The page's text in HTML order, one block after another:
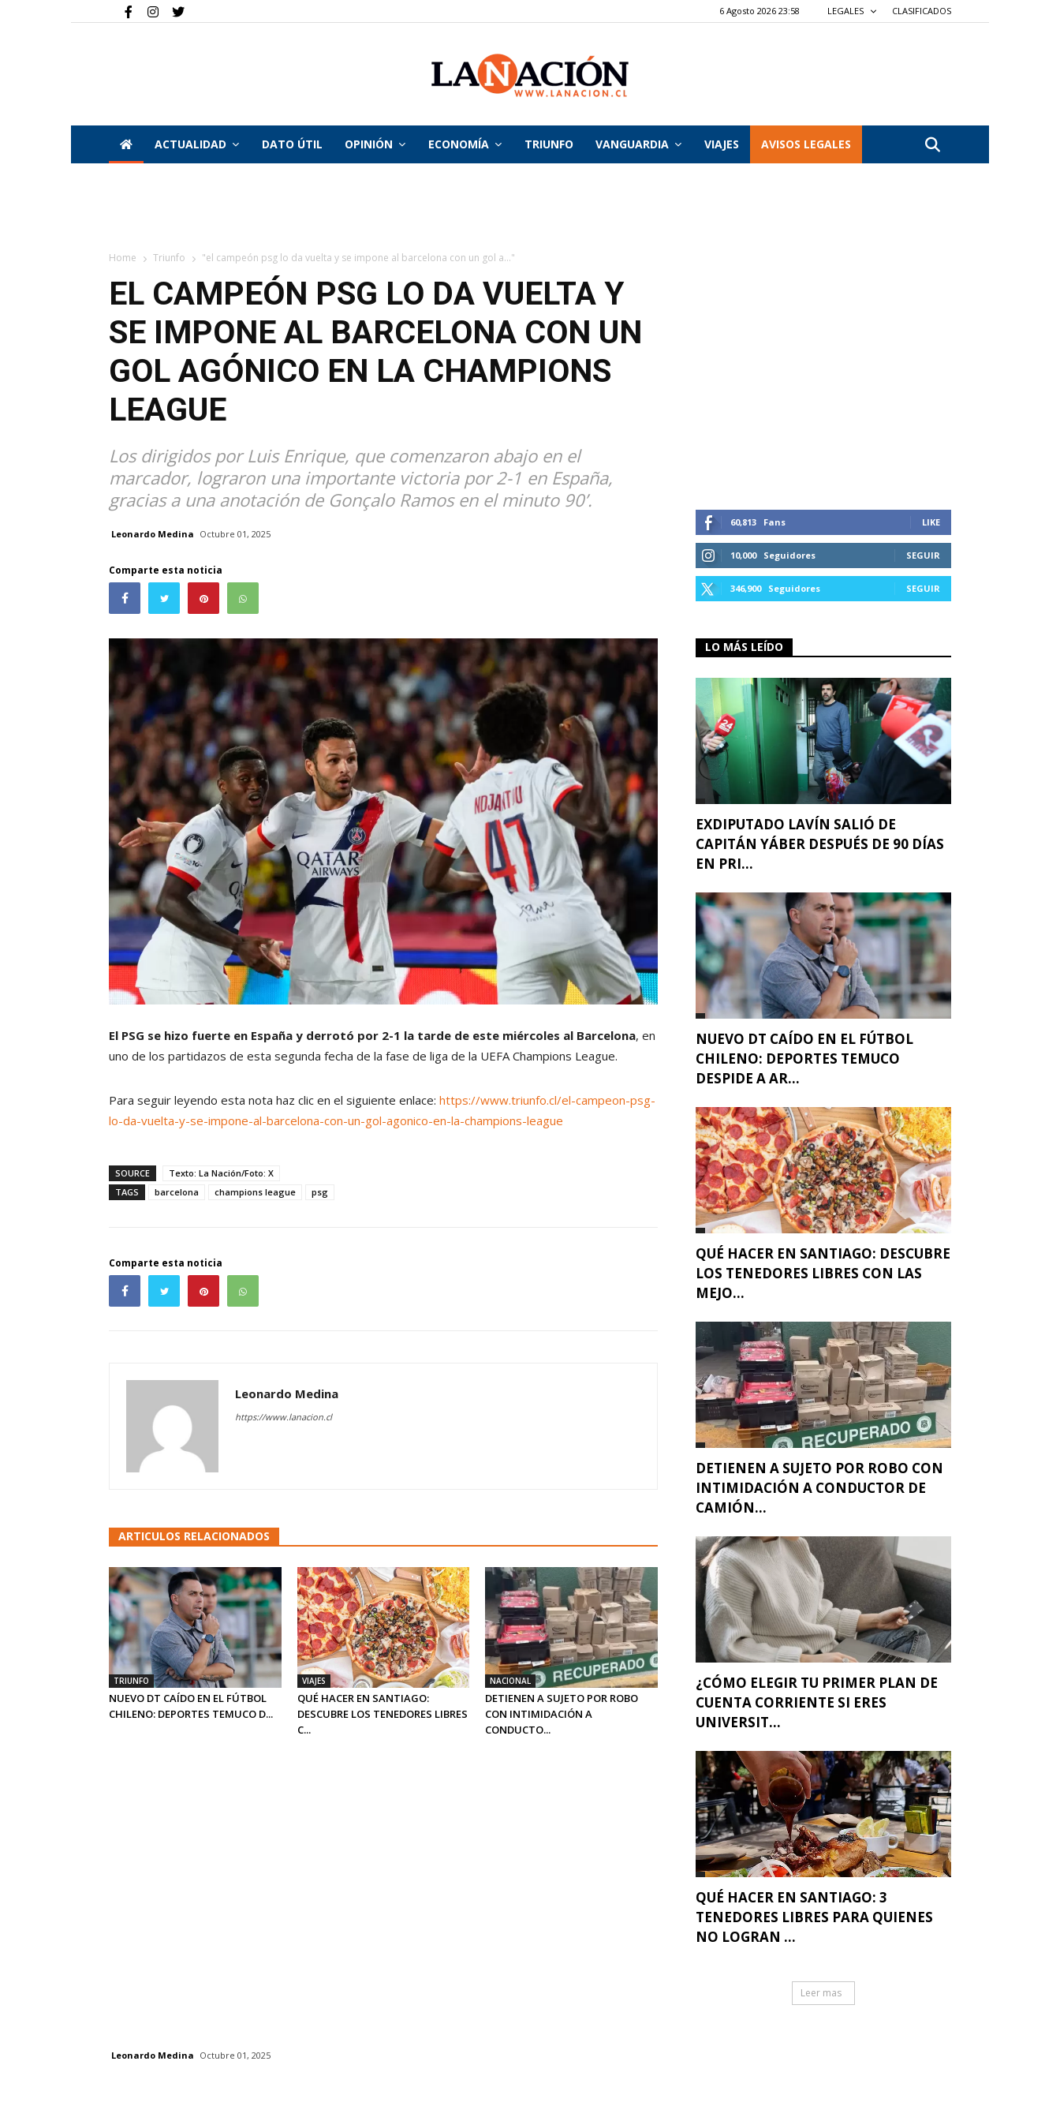
6 Agosto 2026 23:58 LEGALES CLASIFICADOS
La
ACTUALIDAD DATO ÚTIL OPINIÓN ECONOMÍA TRIUNFO VANGUARDIA VIAJES AVISOS LEGALES
Home Triunfo "el campeón psg lo da vuelta y se impone al barcelona con un gol a..."
EL CAMPEÓN PSG LO DA VUELTA Y
SE IMPONE AL BARCELONA CON UN
GOL AGÓNICO EN LA CHAMPIONS
LEAGUE
Los dirigidos por Luis Enrique, que comenzaron abajo en el
marcador, lograron una importante victoria por 2-1 en España,
gracias a una anotación de Gonçalo Ramos en el minuto 90’.
Leonardo Medina Octubre 01, 2025
Comparte esta noticia
El PSG se hizo fuerte en España y derrotó por 2-1 la tarde de este miércoles al Barcelona, en
uno de los partidazos de esta segunda fecha de la fase de liga de la UEFA Champions League.
Para seguir leyendo esta nota haz clic en el siguiente enlace: https://www.triunfo.cl/el-campeon-psg-
lo-da-vuelta-y-se-impone-al-barcelona-con-un-gol-agonico-en-la-champions-league
SOURCE
Texto: La Nación/Foto: X
TAGS
barcelona champions league psg
Comparte esta noticia
Leonardo Medina
https://www.lanacion.cl
ARTICULOS RELACIONADOS
TRIUNFO
NUEVO DT CAÍDO EN EL FÚTBOL
CHILENO: DEPORTES TEMUCO D...
VIAJES
QUÉ HACER EN SANTIAGO:
DESCUBRE LOS TENEDORES LIBRES
C...
NACIONAL
DETIENEN A SUJETO POR ROBO
CON INTIMIDACIÓN A
CONDUCTO...
60,813 Fans LIKE
10,000 Seguidores SEGUIR
346,900 Seguidores SEGUIR
LO MÁS LEÍDO
EXDIPUTADO LAVÍN SALIÓ DE
CAPITÁN YÁBER DESPUÉS DE 90 DÍAS
EN PRI...
NUEVO DT CAÍDO EN EL FÚTBOL
CHILENO: DEPORTES TEMUCO
DESPIDE A AR...
QUÉ HACER EN SANTIAGO: DESCUBRE
LOS TENEDORES LIBRES CON LAS
MEJO...
DETIENEN A SUJETO POR ROBO CON
INTIMIDACIÓN A CONDUCTOR DE
CAMIÓN...
¿CÓMO ELEGIR TU PRIMER PLAN DE
CUENTA CORRIENTE SI ERES
UNIVERSIT...
QUÉ HACER EN SANTIAGO: 3
TENEDORES LIBRES PARA QUIENES
NO LOGRAN ...
Leer mas
Leonardo Medina Octubre 01, 2025